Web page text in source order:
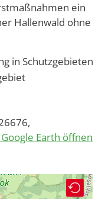
ein
Hallenwald ohne
in Schutzgebieten
Earth öffnen